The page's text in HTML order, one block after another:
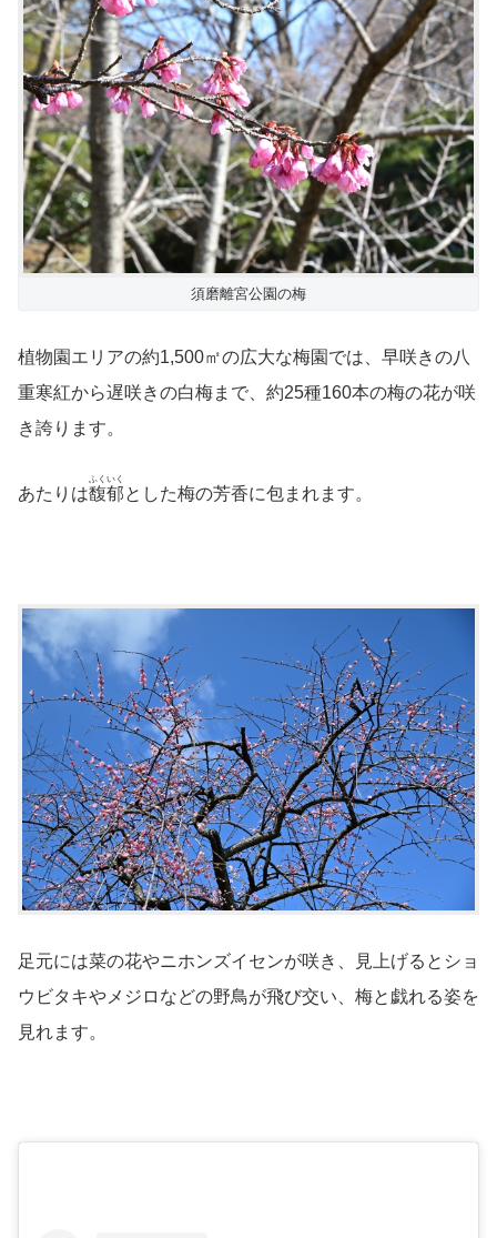
須磨離宮公園の梅
植物園エリアの約1,500㎡の広大な梅園では、早咲きの八
重寒紅から遅咲きの白梅まで、約25種160本の梅の花が咲
き誇ります。
あたりは馥郁
ふくいく
とした梅の芳香に包まれます。
足元には菜の花やニホンズイセンが咲き、見上げるとショ
ウビタキやメジロなどの野鳥が飛び交い、梅と戯れる姿を
見れます。